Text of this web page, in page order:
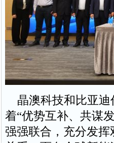
晶澳科技和比亚迪
着“优势互补、共谋
强强联合，充分发